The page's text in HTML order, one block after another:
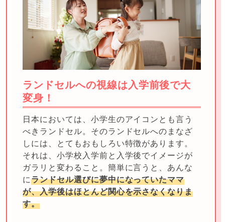
ランドセルへの視線は入学前後で大
変身！
日本においては、小学生のアイコンとも言う
べきランドセル。そのランドセルへのまなざ
しには、とてもおもしろい特徴があります。
それは、小学校入学前と入学後でイメージが
ガラリと変わること。簡単に言うと、あんな
にランドセル選びに夢中になっていたママ
が、入学後はほとんど関心を示さなくなりま
す。